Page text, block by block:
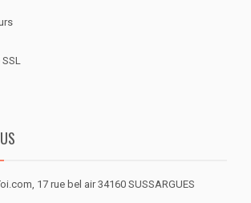
17 rue bel air 34160 SUSSARGUES